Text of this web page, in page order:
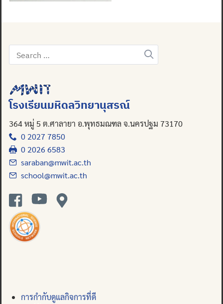
Search
for:
โรงเรียนมหิดลวิทยานุสรณ์
364 หมู่ 5 ต.ศาลายา อ.พุทธมณฑล จ.นครปฐม 73170
0 2027 7850
0 2026 6583
saraban@mwit.ac.th
school@mwit.ac.th
การกำกับดูแลกิจการที่ดี